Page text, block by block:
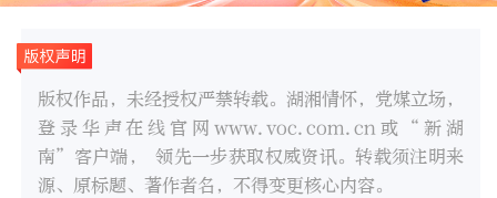
版权作品，未经授权严禁转载。湖湘情怀，党媒立场，
登录华声在线官网www.voc.com.cn或“新湖
南”客户端， 领先一步获取权威资讯。转载须注明来
源、原标题、著作者名，不得变更核心内容。